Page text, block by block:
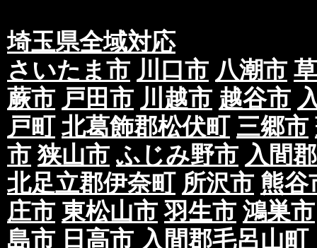
埼玉県全域対応
さいたま市 川口市 八潮市
蕨市 戸田市 川越市 越谷市
戸町 北葛飾郡松伏町 三郷市
市 狭山市 ふじみ野市 入間
北足立郡伊奈町 所沢市 熊谷
庄市 東松山市 羽生市 鴻巣市
島市 日高市 入間郡毛呂山町